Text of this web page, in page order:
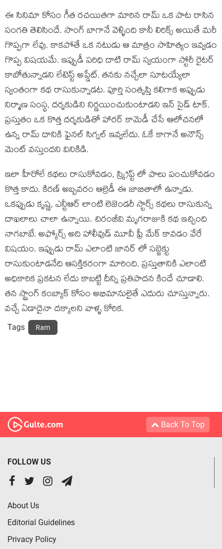
ఈ సినిమా కోసం గీత రచయితగా మారిన రామ్ ఒక పాట రాసిన
సంగతి తెలిసిందే. సాంగ్ బాగానే వెళ్ళింది కానీ లిరిక్స్ అయితే మరీ
గొప్పగా లేవు. కాకపోతే ఒక నటుడు ఆ మాత్రం సాహిత్యం ఇవ్వడం
గొప్ప విషయమే. ఇప్పుడీ పరిధి దాటి రామ్ స్వయంగా స్టోరీ రైటర్
కాబోతున్నాడని లేటెస్ట్ అప్డేట్. తనకు నచ్చేలా సూటయ్యేలా
స్వంతంగా కథ రాసుకున్నాడట. పూర్తి సంతృప్తి కలిగాక అప్పుడు
నిర్మాణ సంస్థ, దర్శకుడిని నిర్ణయించుకుంటాడని ఇన్ సైడ్ టాక్.
ప్రస్తుతం ఒక కొత్త దర్శకుడితో హారర్ కామెడీ చేసే ఆలోచనలో
ఉన్న రామ్ దానికి ఫైనల్ సిగ్నల్ ఇవ్వలేదు. ఓకే కాగానే అనౌన్స్
మెంట్ వస్తుందని వినికిడి.
ఇలా హీరోలే కథలు రాసుకోవడం, స్క్రిప్ట్ లో పాలు పంచుకోవడం
కొత్త కాదు. కిరణ్ అబ్బవరం ఆల్రెడీ ఈ జాబితాలో ఉన్నాడు.
ఒకప్పుడు కృష్ణ, ఎన్టీఆర్ లాంటి లెజెండరీ స్టార్స్ కథలు రాసుకున్న
దాఖలాలు చాలా ఉన్నాయి. చిరంజీవి మృగరాజుకి కథ ఇచ్చింది
నాగబాబే. అఫ్కోర్స్ అది హాలీవుడ్ మూవీ ఫ్రీ మేక్ కావడం వేరే
విషయం. ఇప్పుడు రామ్ ఎలాంటి జానర్ లో సబ్జెక్టు
రాసుకుంటాడనేది ఆసక్తికరంగా మారింది. ప్రస్తుతానికి ఎలాంటి
అధికారిక ప్రకటన లేదు కాబట్టి దీన్ని ప్రతిపాదన కిందే చూడాలి.
తన స్ట్రాంగ్ కంబ్యాక్ కోసం అభిమానులైతే ఎదురు చూస్తున్నారు.
వచ్చే ఏడాదైనా దక్కాలని వాళ్ళ కోరిక.
Tags Ram
Back To Top
FOLLOW US
About Us
Editorial Guidelines
Privacy Policy